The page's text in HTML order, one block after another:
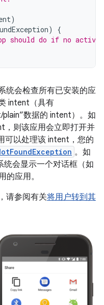
)
)
{
should do if no
统会检查所有已安装的应
intent（具有
数据的 intent）。如
，则该应用会立即打开并
可以处理该 intent，您的
。如
会显示一个对话框（如
的应用。
请参阅有关将用户转到其